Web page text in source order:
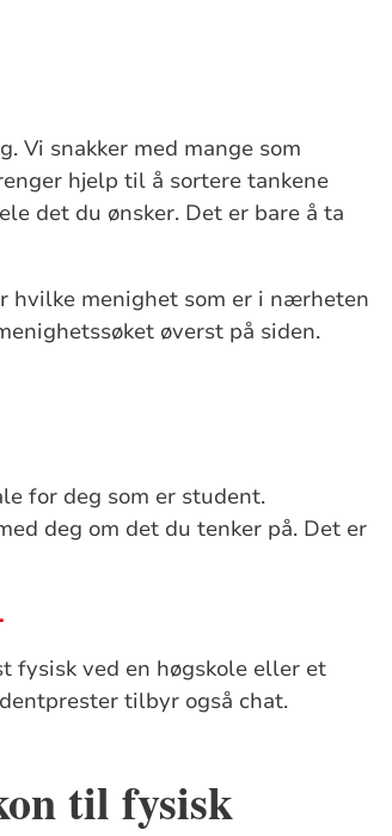
Vi snakker med mange som
hjelp til å sortere tankene
det du ønsker. Det er bare å ta
hvilke menighet som er i nærheten
øverst på siden.
for deg som er student.
deg om det du tenker på. Det er
fysisk ved en høgskole eller et
tilbyr også chat.
til fysisk